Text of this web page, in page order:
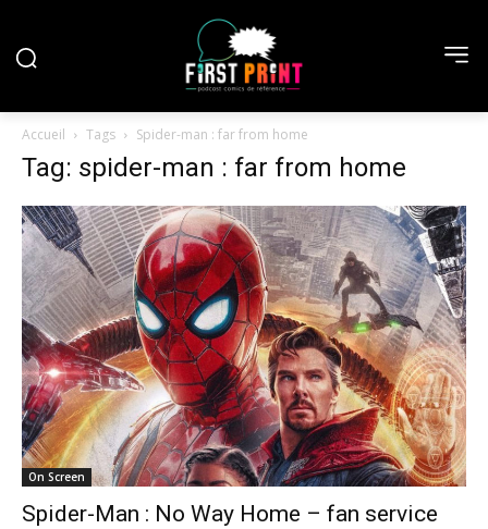
Accueil Tags Spider-man : far from home
Tag: spider-man : far from home
On Screen
Spider-Man : No Way Home – fan service